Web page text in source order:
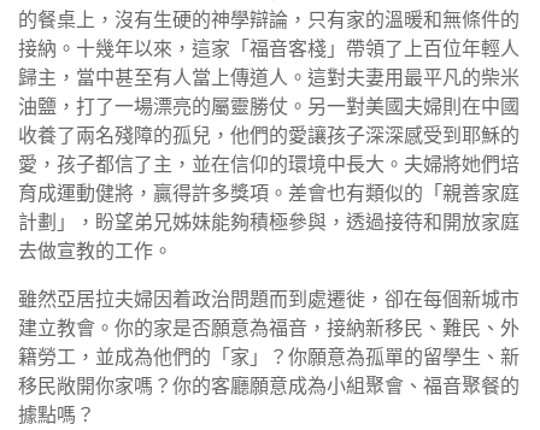
的餐桌上，沒有生硬的神學辯論，只有家的溫暖和無條件的
接納。十幾年以來，這家「福音客棧」帶領了上百位年輕人
歸主，當中甚至有人當上傳道人。這對夫妻用最平凡的柴米
油鹽，打了一場漂亮的屬靈勝仗。另一對美國夫婦則在中國
收養了兩名殘障的孤兒，他們的愛讓孩子深深感受到耶穌的
愛，孩子都信了主，並在信仰的環境中長大。夫婦將她們培
育成運動健將，贏得許多獎項。差會也有類似的「親善家庭
計劃」，盼望弟兄姊妹能夠積極參與，透過接待和開放家庭
去做宣教的工作。
雖然亞居拉夫婦因着政治問題而到處遷徙，卻在每個新城市
建立教會。你的家是否願意為福音，接納新移民、難民、外
籍勞工，並成為他們的「家」？你願意為孤單的留學生、新
移民敞開你家嗎？你的客廳願意成為小組聚會、福音聚餐的
據點嗎？